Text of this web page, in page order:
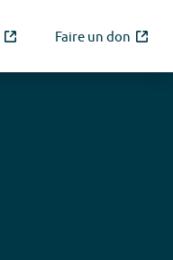
Faire un don